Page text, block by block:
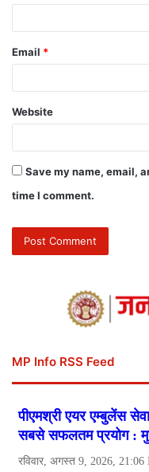
Email *
Website
Save my name, email,
time I comment.
MP Info RSS Feed